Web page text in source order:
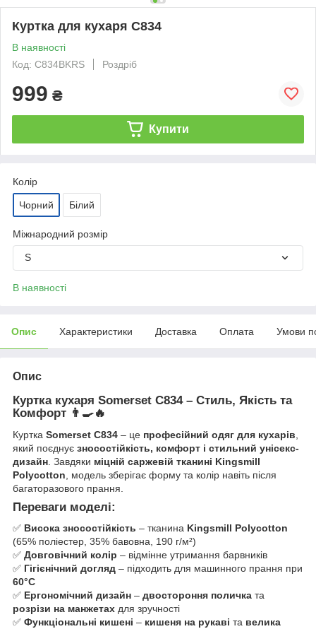
Куртка для кухаря C834
В наявності
Код: C834BKRS
Роздріб
999 ₴
Купити
Колір
Чорний Білий
Міжнародний розмір
S
В наявності
Опис Характеристики Доставка Оплата Умови
Опис
Куртка кухаря Somerset C834 – Стиль, Якість та
Комфорт 👨‍🍳🔥
Куртка Somerset C834 – це професійний одяг для кухарів
який поєднує зносостійкість, комфорт і стильний унісекс-
дизайн . Завдяки міцній саржевій тканині Kingsmill
Polycotton , модель зберігає форму та колір навіть після
багаторазового прання.
Переваги моделі:
✅ Висока зносостійкість – тканина Kingsmill Polycotton
(65% поліестер, 35% бавовна, 190 г/м²)
✅ Довговічний колір – відмінне утримання барвників
✅ Гігієнічний догляд – підходить для машинного прання при
60°C
✅ Ергономічний дизайн – двостороння поличка та
розрізи на манжетах для зручності
✅ Функціональні кишені – кишеня на рукаві та велика